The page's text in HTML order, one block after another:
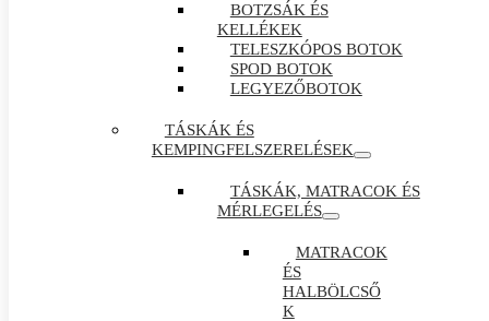
BOTZSÁK ÉS
KELLÉKEK
TELESZKÓPOS BOTOK
SPOD BOTOK
LEGYEZŐBOTOK
TÁSKÁK ÉS
KEMPINGFELSZERELÉSEK
TÁSKÁK, MATRACOK ÉS
MÉRLEGELÉS
MATRACOK
ÉS
HALBÖLCSŐ
K